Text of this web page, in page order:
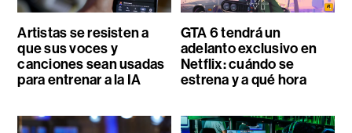
Artistas se resisten a
que sus voces y
canciones sean usadas
para entrenar a la IA
GTA 6 tendrá un
adelanto exclusivo en
Netflix: cuándo se
estrena y a qué hora